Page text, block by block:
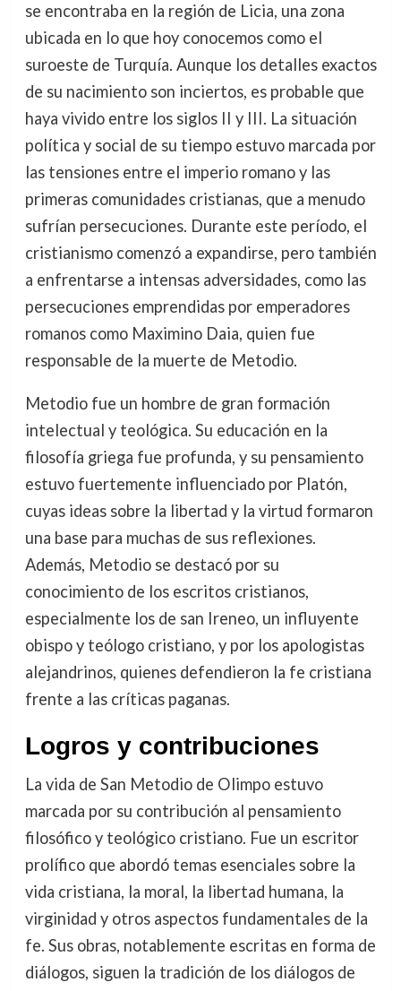
se encontraba en la región de Licia, una zona
ubicada en lo que hoy conocemos como el
suroeste de Turquía. Aunque los detalles exactos
de su nacimiento son inciertos, es probable que
haya vivido entre los siglos II y III. La situación
política y social de su tiempo estuvo marcada por
las tensiones entre el imperio romano y las
primeras comunidades cristianas, que a menudo
sufrían persecuciones. Durante este período, el
cristianismo comenzó a expandirse, pero también
a enfrentarse a intensas adversidades, como las
persecuciones emprendidas por emperadores
romanos como Maximino Daia, quien fue
responsable de la muerte de Metodio.
Metodio fue un hombre de gran formación
intelectual y teológica. Su educación en la
filosofía griega fue profunda, y su pensamiento
estuvo fuertemente influenciado por Platón,
cuyas ideas sobre la libertad y la virtud formaron
una base para muchas de sus reflexiones.
Además, Metodio se destacó por su
conocimiento de los escritos cristianos,
especialmente los de san Ireneo, un influyente
obispo y teólogo cristiano, y por los apologistas
alejandrinos, quienes defendieron la fe cristiana
frente a las críticas paganas.
Logros y contribuciones
La vida de San Metodio de Olimpo estuvo
marcada por su contribución al pensamiento
filosófico y teológico cristiano. Fue un escritor
prolífico que abordó temas esenciales sobre la
vida cristiana, la moral, la libertad humana, la
virginidad y otros aspectos fundamentales de la
fe. Sus obras, notablemente escritas en forma de
diálogos, siguen la tradición de los diálogos de